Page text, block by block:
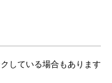
している場合もあります